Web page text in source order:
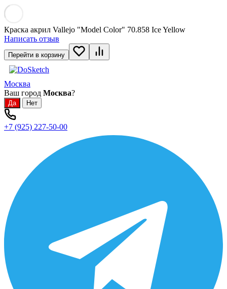
Краска акрил Vallejo "Model Color" 70.858 Ice Yellow
Написать отзыв
Перейти в корзину
Москва
Ваш город Москва?
+7 (925) 227-50-00